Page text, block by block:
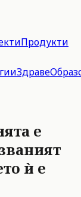
Продукти
Здраве
е
ѝ е